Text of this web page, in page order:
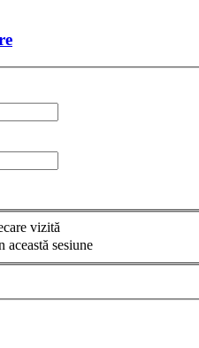
vizită
această sesiune